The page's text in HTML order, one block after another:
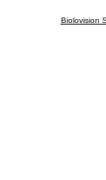
Biolovision